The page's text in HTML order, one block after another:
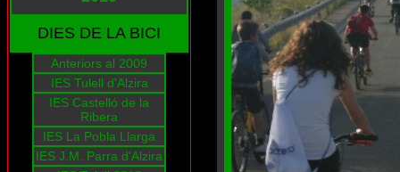
DIES DE LA BICI
Anteriors al 2009
IES Tulell d'Alzira
IES Castelló de la
Ribera
IES La Pobla Llarga
IES J.M. Parra d'Alzira